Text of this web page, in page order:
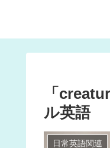
「
ル英語
日常英語関連